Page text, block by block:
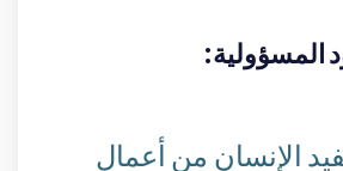
المسؤولية:
الإنسان من أعمال